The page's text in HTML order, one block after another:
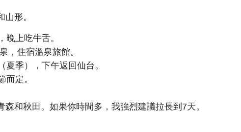
形。
上吃牛舌。
，住宿溫泉旅館。
季），下午返回仙台。
而定。
和秋田。如果你時間多，我強烈建議拉長到7天。